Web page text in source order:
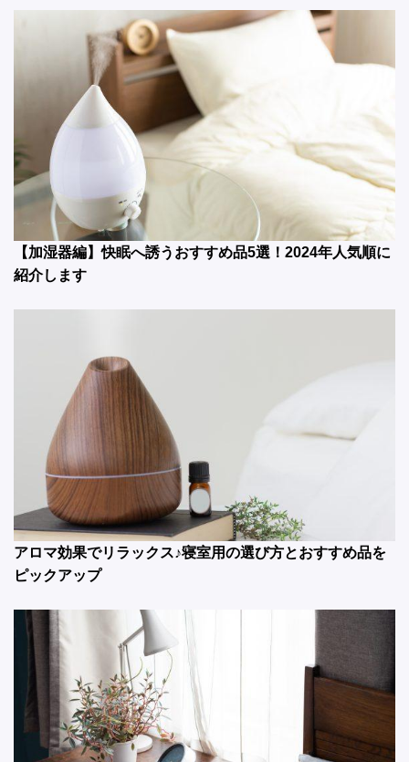
【加湿器編】快眠へ誘うおすすめ品5選！2024年人気順に
紹介します
アロマ効果でリラックス♪寝室用の選び方とおすすめ品を
ピックアップ